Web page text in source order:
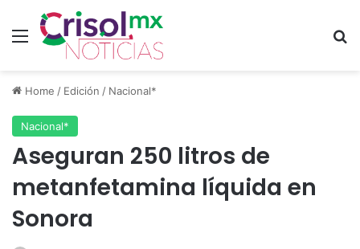
Menu
Home / Edición / Nacional*
Nacional*
Aseguran 250 litros de
metanfetamina líquida en
Sonora